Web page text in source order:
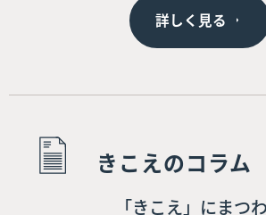
詳しく見る
きこえのコラム
「きこえ」にまつ